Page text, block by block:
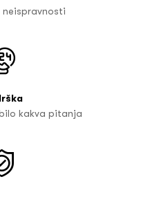
neispravnosti
kakva pitanja